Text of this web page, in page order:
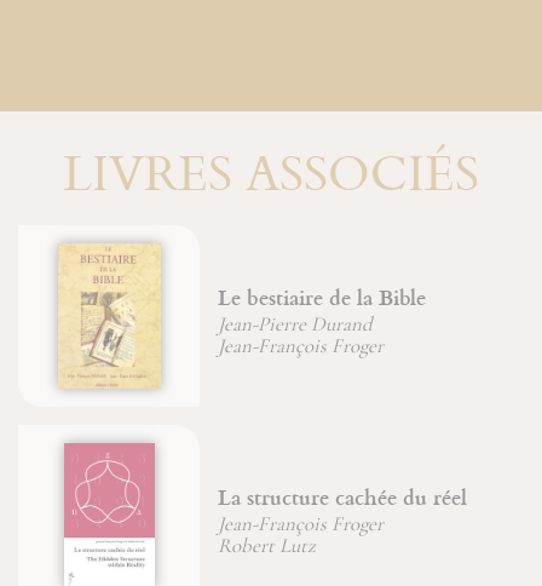
LIVRES ASSOCIÉS
Du combat spirituel à la
déification
Jean-François Froger
Six chemins pour connaître
sagesse et intelligence
Jean-François Froger